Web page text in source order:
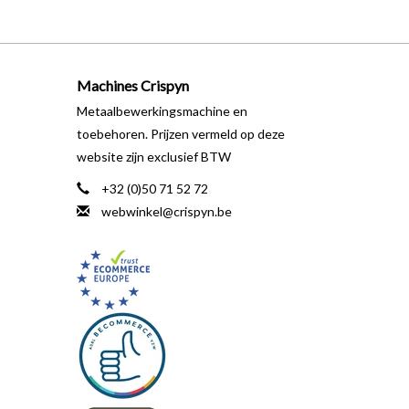
Machines Crispyn
Metaalbewerkingsmachine en
toebehoren. Prijzen vermeld op deze
website zijn exclusief BTW
+32 (0)50 71 52 72
webwinkel@crispyn.be